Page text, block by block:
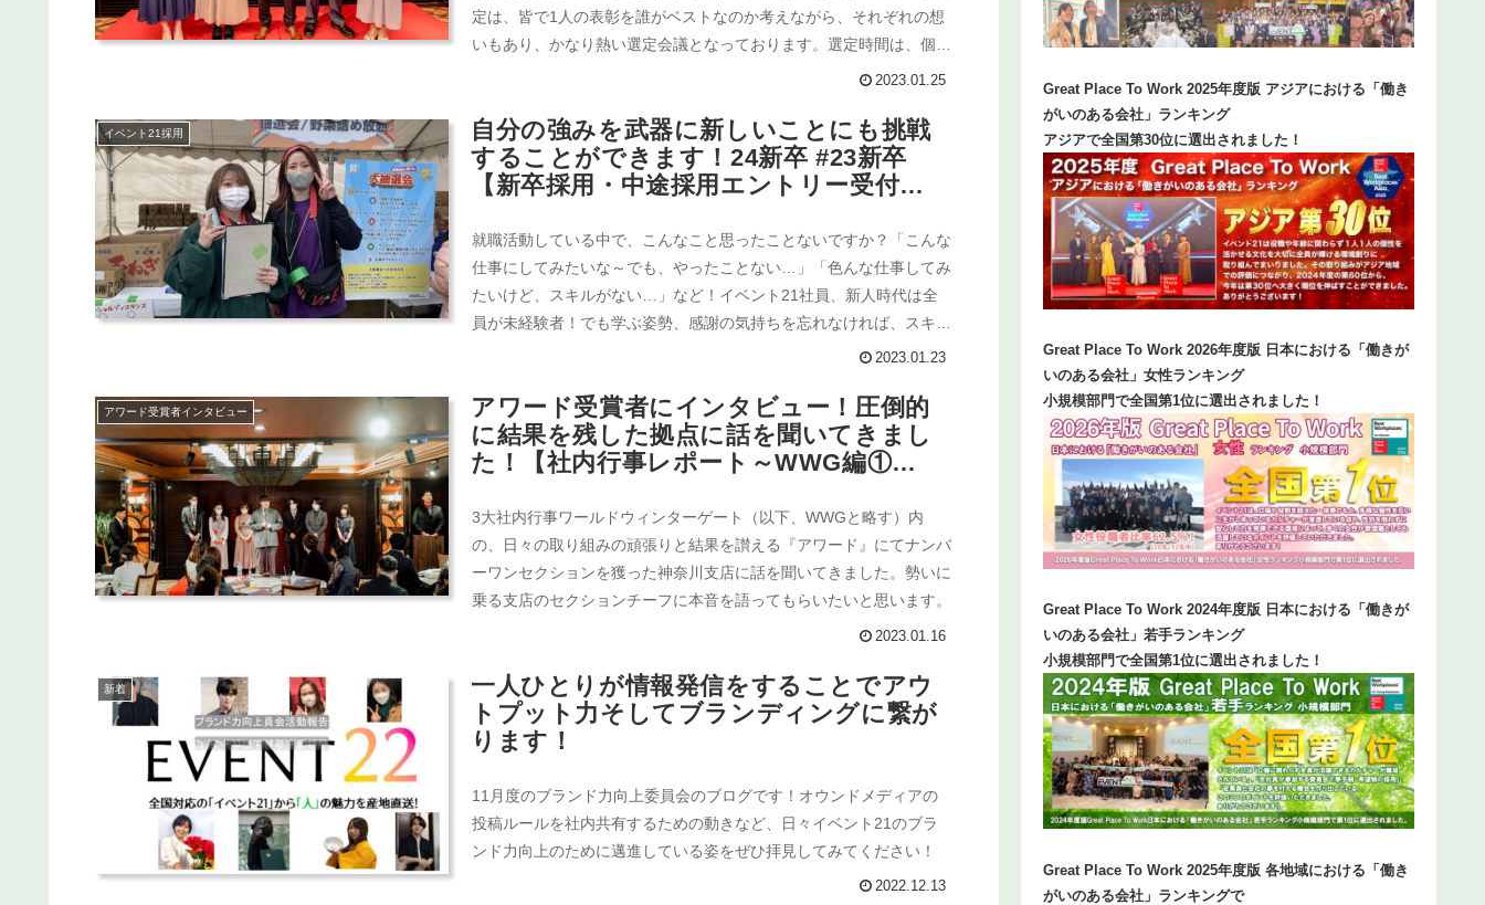
定は、皆で1人の表彰を誰がベストなのか考えながら、それぞれの想
いもあり、かなり熱い選定会議となっております。選定時間は、個人
を評価するだけではなく、会社全体の課題も踏まえて話します。
2023.01.25
イベント21採用
自分の強みを武器に新しいことにも挑戦
することができます！24新卒 #23新卒
【新卒採用・中途採用エントリー受付
就職活動している中で、こんなこと思ったことないですか？「こんな
仕事にしてみたいな～でも、やったことない…」「色んな仕事してみ
たいけど、スキルがない…」など！イベント21社員、新人時代は全
員が未経験者！でも学ぶ姿勢、感謝の気持ちを忘れなければ、スキル
2023.01.23
アワード受賞者インタビュー
アワード受賞者にインタビュー！圧倒的
に結果を残した拠点に話を聞いてきまし
た！【社内行事レポート～WWG編①
3大社内行事ワールドウィンターゲート（以下、WWGと略す）内
の、日々の取り組みの頑張りと結果を讃える『アワード』にてナンバ
ーワンセクションを獲った神奈川支店に話を聞いてきました。勢いに
乗る支店のセクションチーフに本音を語ってもらいたいと思います。
2023.01.16
新着
一人ひとりが情報発信をすることでアウ
トプット力そしてブランディングに繋が
ります！
11月度のブランド力向上委員会のブログです！オウンドメディアの
投稿ルールを社内共有するための動きなど、日々イベント21のブラ
ンド力向上のために邁進している姿をぜひ拝見してみてください！
2022.12.13
Great Place To Work 2025年度版 アジアにおける「働き
がいのある会社」ランキング
アジアで全国第30位に選出されました！
Great Place To Work 2026年度版 日本における「働きが
いのある会社」女性ランキング
小規模部門で全国第1位に選出されました！
Great Place To Work 2024年度版 日本における「働きが
いのある会社」若手ランキング
小規模部門で全国第1位に選出されました！
Great Place To Work 2025年度版 各地域における「働き
がいのある会社」ランキングで